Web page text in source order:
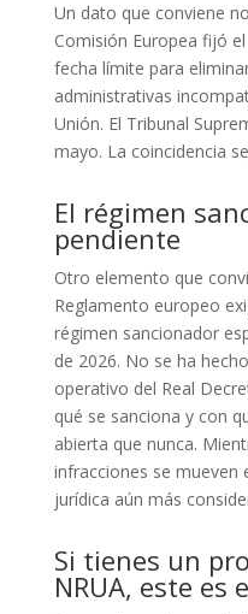
Un dato que conviene
Comisión Europea fijó
fecha límite para
administrativas
Unión. El Tribunal
mayo. La coincidencia
El régimen
pendiente
Otro elemento que
Reglamento europeo
régimen sancionador
de 2026. No se ha
operativo del Real
qué se sanciona y con
abierta que nunca.
infracciones se mueven
jurídica aún más
Si tienes un
NRUA, este es